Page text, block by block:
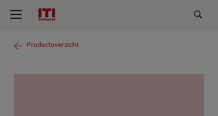
Productoverzicht